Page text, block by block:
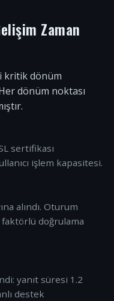
Zaman
kritik dönüm
dönüm noktası
sertifikası
işlem kapasitesi.
alındı. Oturum
faktörlü doğrulama
yanıt süresi 1.2
destek